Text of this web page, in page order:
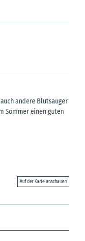
andere Blutsauger
Sommer einen guten
Auf der Karte anschauen